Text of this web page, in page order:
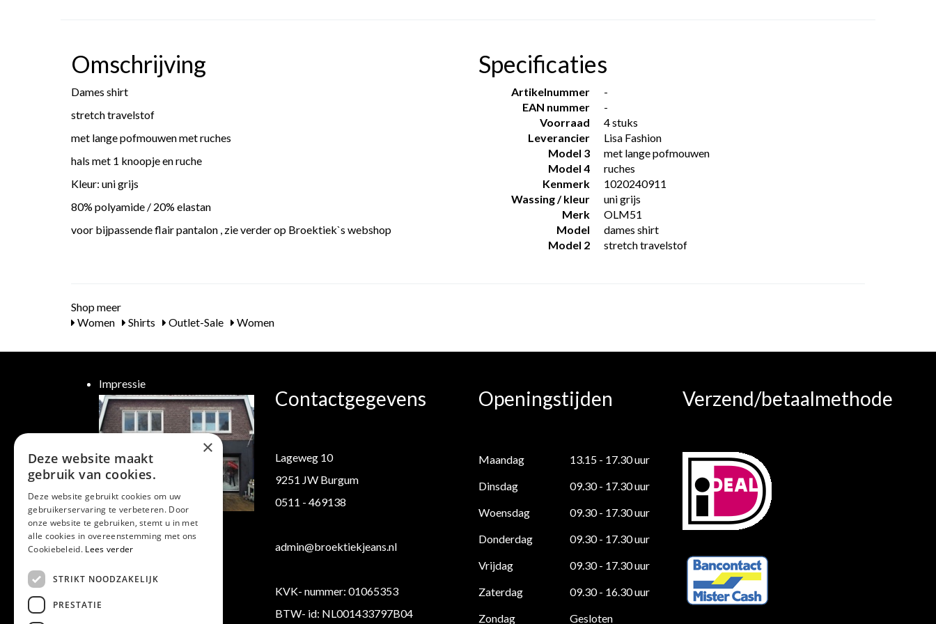
Omschrijving
Dames shirt
stretch travelstof
met lange pofmouwen met ruches
hals met 1 knoopje en ruche
Kleur: uni grijs
80% polyamide / 20% elastan
voor bijpassende flair pantalon , zie verder op Broektiek`s webshop
Specificaties
Artikelnummer
-
EAN nummer
-
Voorraad
4 stuks
Leverancier
Lisa Fashion
Model 3
met lange pofmouwen
Model 4
ruches
Kenmerk
1020240911
Wassing / kleur
uni grijs
Merk
OLM51
Model
dames shirt
Model 2
stretch travelstof
Shop meer
Women
Shirts Outlet-Sale Women
Impressie
Klantenservice
Verzending/ Retourneren
Contactgegevens
Lageweg 10
9251 JW Burgum
0511 - 469138
admin@broektiekjeans.nl
KVK- nummer: 01065353
BTW- id: NL001433797B04
Openingstijden
Maandag
13.15 - 17.30 uur
Dinsdag
09.30 - 17.30 uur
Woensdag
09.30 - 17.30 uur
Donderdag
09.30 - 17.30 uur
Vrijdag
09.30 - 17.30 uur
Zaterdag
09.30 - 16.30 uur
Zondag
Gesloten
Verzend/betaalmethode
×
Deze website maakt
gebruik van cookies.
Deze website gebruikt cookies om uw
gebruikerservaring te verbeteren. Door
onze website te gebruiken, stemt u in met
alle cookies in overeenstemming met ons
Cookiebeleid. Lees verder
STRIKT NOODZAKELIJK
PRESTATIE